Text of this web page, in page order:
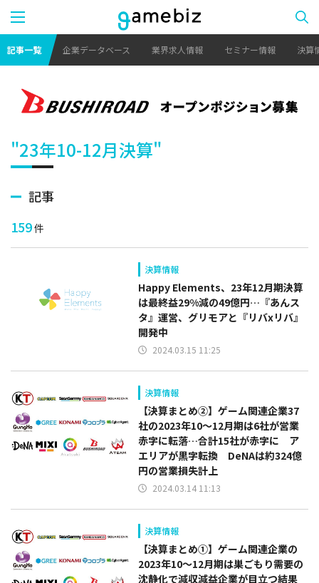
記事一覧 企業データベース 業界求人情報 セミナー情報 決算
"23年10-12月決算"
記事
159件
決算情報
Happy Elements、23年12月期決算
は最終益29%減の49億円…『あんス
タ』運営、グリモアと『リバxリバ』
開発中
2024.03.15 11:25
決算情報
【決算まとめ②】ゲーム関連企業37
社の2023年10～12月期は6社が営業
赤字に転落…合計15社が赤字に ア
エリアが黒字転換 DeNAは約324億
円の営業損失計上
2024.03.14 11:13
決算情報
【決算まとめ①】ゲーム関連企業の
2023年10～12月期は巣ごもり需要の
沈静化で減収減益企業が目立つ結果